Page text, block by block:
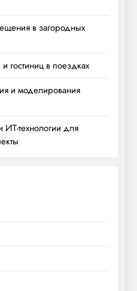
в загородных
гостиниц в поездках
и моделирования
ИТ-технологии для